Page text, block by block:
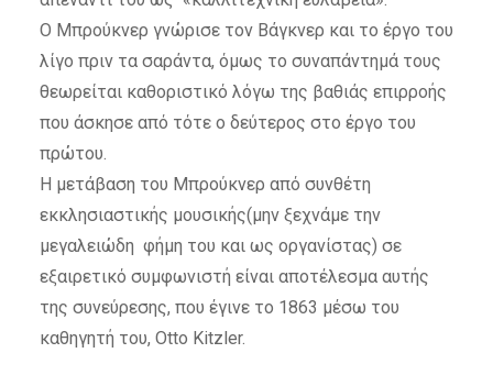
Ο Μπρούκνερ γνώρισε τον Βάγκνερ και το έργο του
λίγο πριν τα σαράντα, όμως το συναπάντημά τους
θεωρείται καθοριστικό λόγω της βαθιάς επιρροής
που άσκησε από τότε ο δεύτερος στο έργο του
πρώτου.
Η μετάβαση του Μπρούκνερ από συνθέτη
εκκλησιαστικής μουσικής(μην ξεχνάμε την
μεγαλειώδη φήμη του και ως οργανίστας) σε
εξαιρετικό συμφωνιστή είναι αποτέλεσμα αυτής
της συνεύρεσης, που έγινε το 1863 μέσω του
καθηγητή του, Otto Kitzler.